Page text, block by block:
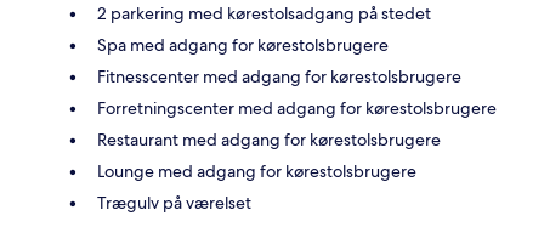
2 parkering med kørestolsadgang på stedet
Spa med adgang for kørestolsbrugere
Fitnesscenter med adgang for kørestolsbrugere
Forretningscenter med adgang for kørestolsbrugere
Restaurant med adgang for kørestolsbrugere
Lounge med adgang for kørestolsbrugere
Trægulv på værelset